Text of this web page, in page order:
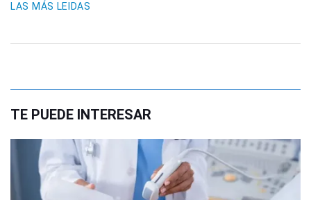
LAS MÁS LEIDAS
TE PUEDE INTERESAR